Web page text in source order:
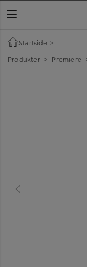
VEKSLINGSNAVIGASJON
Startside >
Produkter > Premiere